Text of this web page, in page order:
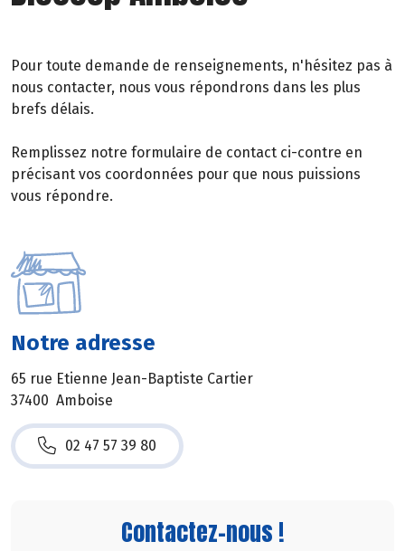
Pour toute demande de renseignements, n'hésitez pas à
nous contacter, nous vous répondrons dans les plus
brefs délais.
Remplissez notre formulaire de contact ci-contre en
précisant vos coordonnées pour que nous puissions
vous répondre.
Notre adresse
65 rue Etienne Jean-Baptiste Cartier
37400 Amboise
02 47 57 39 80
Contactez-nous !